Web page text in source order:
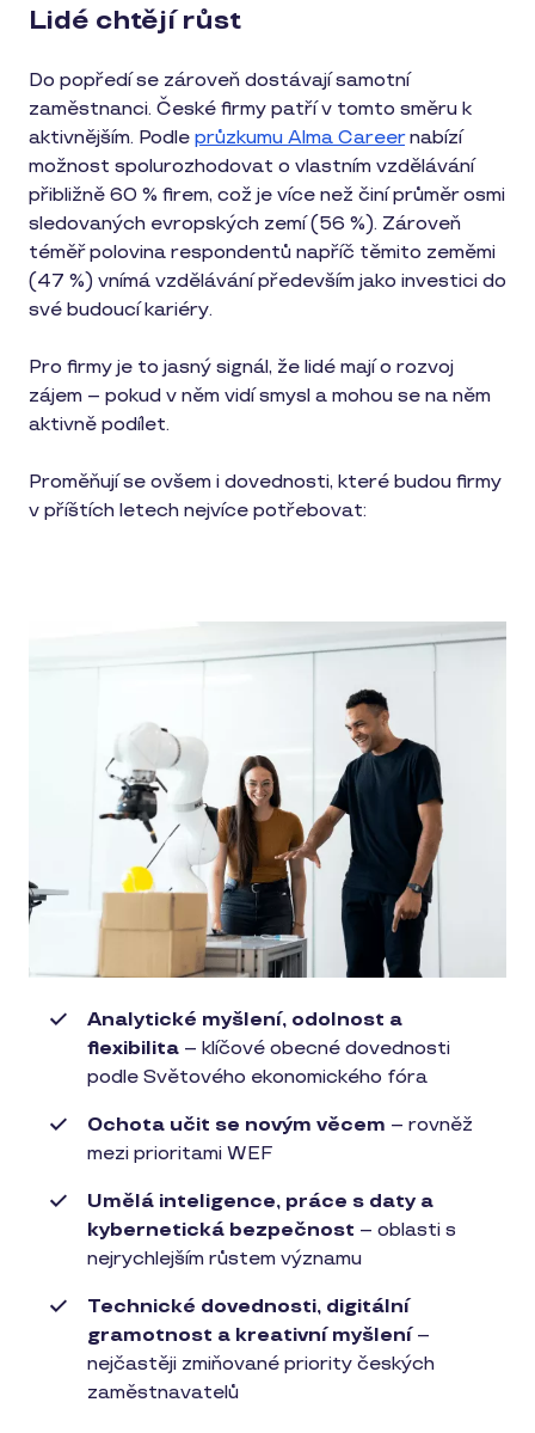
Lidé chtějí růst
Do popředí se zároveň dostávají samotní
zaměstnanci. České firmy patří v tomto směru k
aktivnějším. Podle průzkumu Alma Careernabízí
možnost spolurozhodovat o vlastním vzdělávání
přibližně 60 % firem, což je více než činí průměr osmi
sledovaných evropských zemí (56 %). Zároveň
téměř polovina respondentů napříč těmito zeměmi
(47 %) vnímá vzdělávání především jako investici do
své budoucí kariéry.
Pro firmy je to jasný signál, že lidé mají o rozvoj
zájem – pokud v něm vidí smysl a mohou se na něm
aktivně podílet.
Proměňují se ovšem i dovednosti, které budou firmy
v příštích letech nejvíce potřebovat:
Analytické myšlení, odolnost a
flexibilita – klíčové obecné dovednosti
podle Světového ekonomického fóra
Ochota učit se novým věcem – rovněž
mezi prioritami WEF
Umělá inteligence, práce s daty a
kybernetická bezpečnost – oblasti s
nejrychlejším růstem významu
Technické dovednosti, digitální
gramotnost a kreativní myšlení–
nejčastěji zmiňované priority českých
zaměstnavatelů